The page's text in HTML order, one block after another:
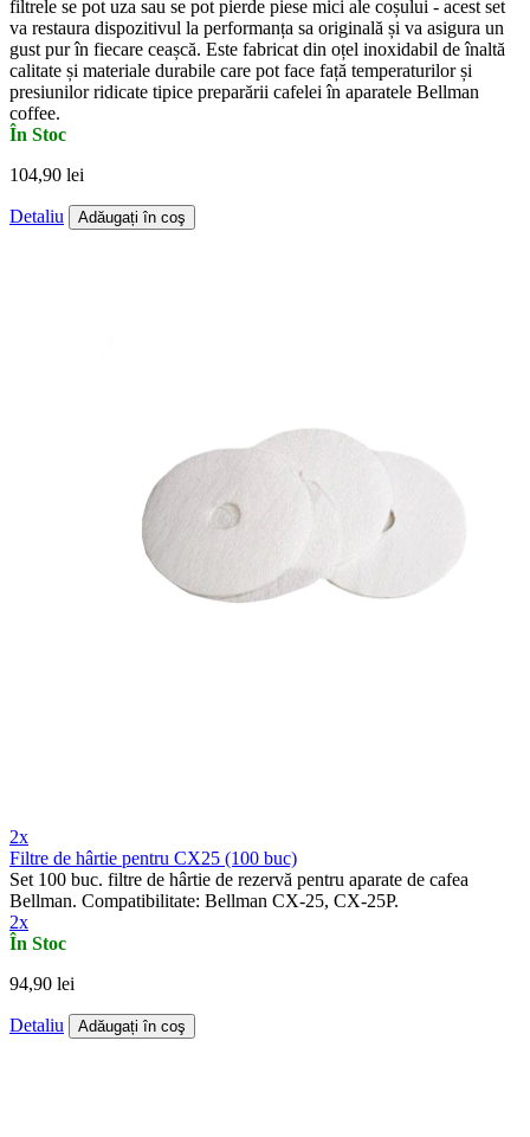
filtrele se pot uza sau se pot pierde piese mici ale coșului - acest set
va restaura dispozitivul la performanța sa originală și va asigura un
gust pur în fiecare ceașcă. Este fabricat din oțel inoxidabil de înaltă
calitate și materiale durabile care pot face față temperaturilor și
presiunilor ridicate tipice preparării cafelei în aparatele Bellman
coffee.
În Stoc
104,90 lei
Detaliu Adăugați în coş
2x
Filtre de hârtie pentru CX25 (100 buc)
Set 100 buc. filtre de hârtie de rezervă pentru aparate de cafea
Bellman. Compatibilitate: Bellman CX-25, CX-25P.
2x
În Stoc
94,90 lei
Detaliu Adăugați în coş